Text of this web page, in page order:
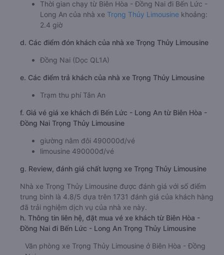
Thời gian chạy từ Biên Hòa - Đồng Nai đi Bến Lức -
Long An của nhà xe Trọng Thủy Limousine khoảng:
2.4 giờ
d. Các điểm đón khách của nhà xe Trọng Thủy Limousine
Đồng Nai (Dọc QL1A)
e. Các điểm trả khách của nhà xe Trọng Thủy Limousine
Trạm thu phí Tân An
f. Giá vé giá xe khách đi Bến Lức - Long An từ Biên Hòa -
Đồng Nai Trọng Thủy Limousine
giường nằm đôi 490000đ/vé
limousine 490000đ/vé
g. Review, đánh giá chất lượng xe Trọng Thủy Limousine
Nhà xe Trọng Thủy Limousine được đánh giá với số điểm
trung bình là 4.8/5 dựa trên 1731 đánh giá của khách hàng
đã trải nghiệm dịch vụ của nhà xe này.
h. Thông tin liên hệ, đặt mua vé xe khách từ Biên Hòa -
Đồng Nai đi Bến Lức - Long An Trọng Thủy Limousine
Văn phòng xe Trọng Thủy Limousine ở Biên Hòa - Đồng